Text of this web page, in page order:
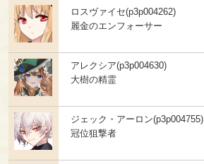
ロスヴァイセ(p3p004262)
麗金のエンフォーサー
アレクシア(p3p004630)
大樹の精霊
ジェック・アーロン(p3p004755)
冠位狙撃者